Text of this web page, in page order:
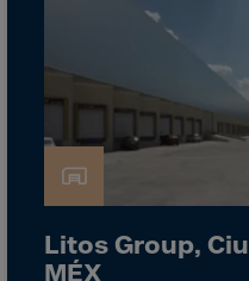
Kazakhstan
Kirghistan
Kosovo
Kuwait
Laos
Litos Group,
MÉX